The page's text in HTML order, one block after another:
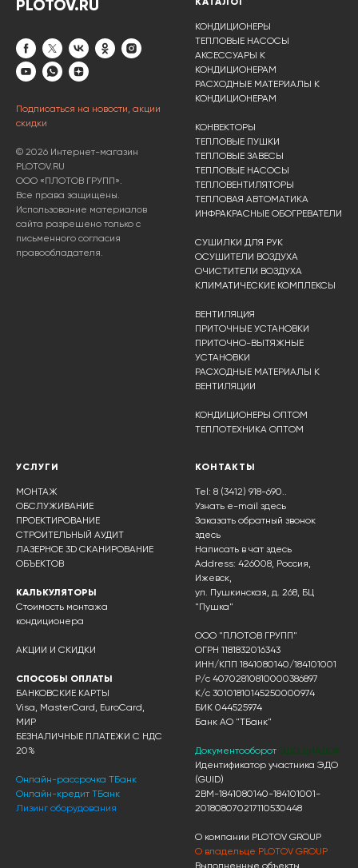
PLOTOV.RU
Подписаться на новости, акции
скидки
© 2026 Интернет-магазин
PLOTOV.RU
ООО «ПЛОТОВ ГРУПП».
Все права защищены.
Использование материалов
сайта разрешено только с
письменного согласия
правообладателя.
КОНДИЦИОНЕРЫ
ТЕПЛОВЫЕ НАСОСЫ
АКСЕССУАРЫ К
КОНДИЦИОНЕРАМ
РАСХОДНЫЕ МАТЕРИАЛЫ К
КОНДИЦИОНЕРАМ
КОНВЕКТОРЫ
ТЕПЛОВЫЕ ПУШКИ
ТЕПЛОВЫЕ ЗАВЕСЫ
ТЕПЛОВЫЕ НАСОСЫ
ТЕПЛОВЕНТИЛЯТОРЫ
ТЕПЛОВАЯ АВТОМАТИКА
ИНФРАКРАСНЫЕ ОБОГРЕВАТЕЛИ
СУШИЛКИ ДЛЯ РУК
ОСУШИТЕЛИ ВОЗДУХА
ОЧИСТИТЕЛИ ВОЗДУХА
КЛИМАТИЧЕСКИЕ КОМПЛЕКСЫ
ВЕНТИЛЯЦИЯ
ПРИТОЧНЫЕ УСТАНОВКИ
ПРИТОЧНО-ВЫТЯЖНЫЕ
УСТАНОВКИ
РАСХОДНЫЕ МАТЕРИАЛЫ К
ВЕНТИЛЯЦИИ
КОНДИЦИОНЕРЫ ОПТОМ
ТЕПЛОТЕХНИКА ОПТОМ
УСЛУГИ
МОНТАЖ
ОБСЛУЖИВАНИЕ
ПРОЕКТИРОВАНИЕ
СТРОИТЕЛЬНЫЙ АУДИТ
ЛАЗЕРНОЕ 3D СКАНИРОВАНИЕ
ОБЪЕКТОВ
КАЛЬКУЛЯТОРЫ
Стоимость монтажа
кондиционера
АКЦИИ И СКИДКИ
СПОСОБЫ ОПЛАТЫ
БАНКОВСКИЕ КАРТЫ
Visa, MasterCard, EuroCard,
МИР
БЕЗНАЛИЧНЫЕ ПЛАТЕЖИ С НДС
20%
Онлайн-рассрочка ТБанк
Онлайн-кредит ТБанк
Лизинг оборудования
КОНТАКТЫ
Tel: 8 (3412) 918-690..
Узнать e-mail здесь
Заказать обратный звонок
здесь
Написать в чат здесь
Address: 426008, Россия,
Ижевск,
ул. Пушкинская, д. 268, БЦ
"Пушка"
ООО "ПЛОТОВ ГРУПП"
ОГРН 1181832016343
ИНН/КПП 1841080140/184101001
Р/с 40702810810000386897
К/с 30101810145250000974
БИК 044525974
Банк АО "ТБанк"
Документооборот ЭДО ДИАДОК
Идентификатор участника ЭДО
(GUID)
2BM-1841080140-184101001-
201808070217110530448
О компании PLOTOV GROUP
О владельце PLOTOV GROUP
Выполненные объекты